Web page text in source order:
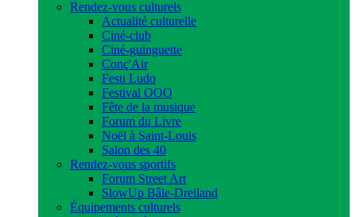
Rendez-vous culturels
Actualité culturelle
Ciné-club
Ciné-guinguette
Conç'Air
Festi Ludo
Festival OOO
Fête de la musique
Forum du Livre
Noël à Saint-Louis
Salon des 40
Rendez-vous sportifs
Forum Street Art
SlowUp Bâle-Dreiland
Équipements culturels